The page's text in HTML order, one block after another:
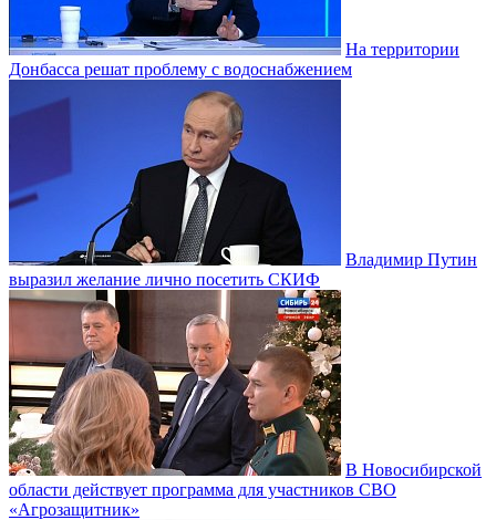
На территории
Донбасса решат проблему с водоснабжением
Владимир Путин
выразил желание лично посетить СКИФ
В Новосибирской
области действует программа для участников СВО
«Агрозащитник»